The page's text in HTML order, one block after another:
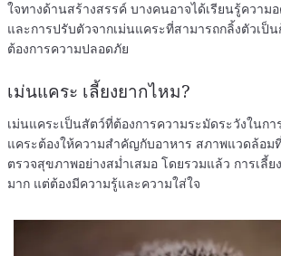
ใจทางด้านสร้างสรรค์ บางคนอาจได้เรียนรู้ความ
และการปรับตัวจากเม่นแคระที่สามารถกลิ้งตัวเป็น
ต้องการความปลอดภัย
เม่นแคระ เลี้ยงยากไหม?
เม่นแคระเป็นสัตว์ที่ต้องการความระมัดระวังในกา
แคระต้องให้ความสำคัญกับอาหาร สภาพแวดล้อม
ตรวจสุขภาพอย่างสม่ำเสมอ โดยรวมแล้ว การเลี้ย
มาก แต่ต้องมีความรู้และความใส่ใจ